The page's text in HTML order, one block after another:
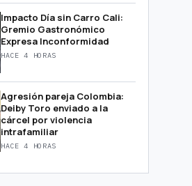
Impacto Día sin Carro Cali:
Gremio Gastronómico
Expresa Inconformidad
HACE 4 HORAS
Agresión pareja Colombia:
Deiby Toro enviado a la
cárcel por violencia
intrafamiliar
HACE 4 HORAS